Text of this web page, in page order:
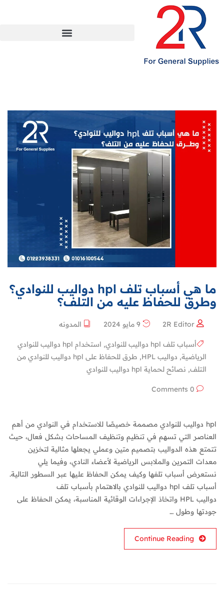
ما هي أسباب تلف hpl دواليب للنوادي؟
وطرق للحفاظ عليه من التلف؟
2R Editor المدونه
أسباب تلف hpl دواليب للنوادي ,
استخدام hpl دواليب للنوادي
الرياضية, دواليب HPL ,
طرق للحفاظ على hpl دواليب للنوادي من
التلف, نصائح لحماية hpl دواليب للنوادي
hpl دواليب للنوادي مصممة خصيصًا للاستخدام في النوادي من أهم
العناصر التي تسهم في تنظيم وتنظيف المساحات بشكل فعال، حيث
تتمتع هذه الدواليب بتصميم متين وعملي يجعلها مثالية لتخزين
معدات التمرين والملابس الرياضية لأعضاء النادي، وفيما يلي
نستعرض أسباب تلفها وكيف يمكن الحفاظ عليها عبر السطور التالية.
أسباب تلف hpl دواليب للنوادي بالاهتمام بأسباب تلف
دواليب HPL واتخاذ الإجراءات الوقائية المناسبة، يمكن الحفاظ على
جودتها وطول …
Continue Reading